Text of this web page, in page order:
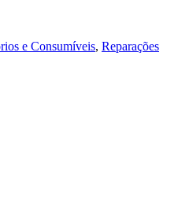
e Consumíveis, Reparações